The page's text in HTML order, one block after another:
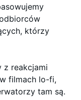
którzy
z reakcjami
filmach lo-fi,
tam są.